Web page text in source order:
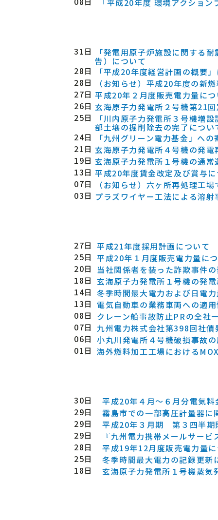
「平成20年度 環境アクショ
31日 「発電用原子炉施設に関する
告）について
28日
「平成20年度経営計画の概要
28日
（お知らせ）平成20年度の新
27日 平成20年２月度販売電力量に
26日 玄海原子力発電所２号機第21
25日
「川内原子力発電所３号機増
部土壌の掘削除去の完了につい
24日
「九州グリーン電力基金」へ
21日 玄海原子力発電所４号機の発電
19日 玄海原子力発電所１号機の通
13日 平成20年度賃金改定及び賞与
07日
（お知らせ）六ヶ所再処理工
03日 プラズワイヤー工法による溶
27日 平成21年度採用計画について
25日 平成20年１月度販売電力量に
20日 当社関係者を装った詐欺事件
18日 玄海原子力発電所１号機の発
14日 冬季時間最大電力および日電
13日 電気自動車の業務車両への適
08日 クレーン船事故防止PRの全社
07日 九州電力株式会社第398回社
06日 小丸川発電所４号機破損事故
01日 海外燃料加工工場における
30日
平成20年４月～６月分電気
29日
霧島市での一部高圧計量器
29日
平成20年３月期 第３四半期
29日
『九州電力携帯メールサー
28日
平成19年12月度販売電力量
25日
冬季時間最大電力の記録更新
18日
玄海原子力発電所１号機蒸